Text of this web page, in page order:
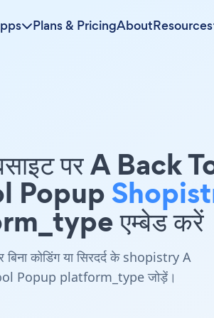
Plans & PricingAboutResources
पर A Back
Popup
एम्बेड करें
बिना कोडिंग या सिरदर्द के shopistry A
Popup platform_type जोड़ें।